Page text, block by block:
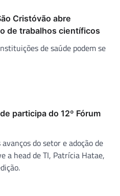
Cristóvão abre
de trabalhos científicos
de saúde podem se
participa do 12º Fórum
do setor e adoção de
a head de TI, Patrícia Hatae,